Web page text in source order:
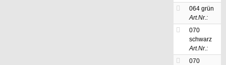
064 grün
Art.Nr.:
070
schwarz
Art.Nr.:
070